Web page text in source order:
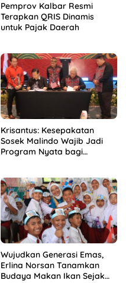
Pemprov Kalbar Resmi
Terapkan QRIS Dinamis
untuk Pajak Daerah
Krisantus: Kesepakatan
Sosek Malindo Wajib Jadi
Program Nyata bagi
Wujudkan Generasi Emas,
Erlina Norsan Tanamkan
Budaya Makan Ikan Sejak